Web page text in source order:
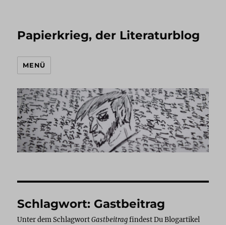
Papierkrieg, der Literaturblog
MENÜ
Schlagwort: Gastbeitrag
Unter dem SchlagwortGastbeitragfindest Du Blogartikel